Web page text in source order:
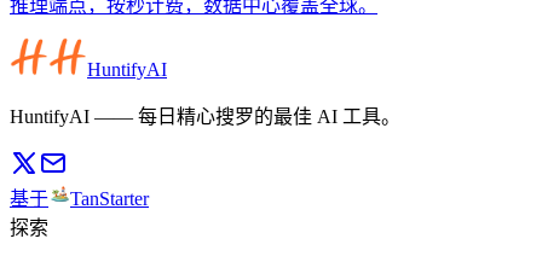
推理端点，按秒计费，数据中心覆盖全球。
HuntifyAI
HuntifyAI —— 每日精心搜罗的最佳 AI 工具。
基于
TanStarter
探索